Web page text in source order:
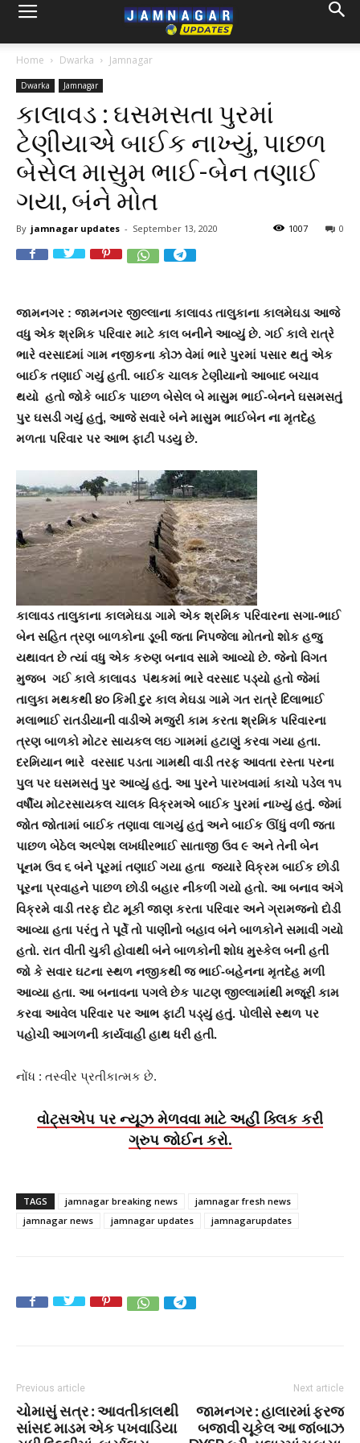
Home Dwarka Jamnagar
Dwarka Jamnagar
કાલાવડ : ઘસમસતા પુરમાં
ટેણીયાએ બાઈક નાખ્યું, પાછળ
બેસેલ માસુમ ભાઈ-બેન તણાઈ
ગયા, બંને મોત
By jamnagar updates - September 13, 2020 0
1007
જામનગર : જામનગર જીલ્લાના કાલાવડ તાલુકાના કાલમેઘડા આજે
વધુ એક શ્રમિક પરિવાર માટે કાલ બનીને આવ્યું છે. ગઈ કાલે રાત્રે
ભારે વરસાદમાં ગામ નજીકના કોઝ વેમાં ભારે પુરમાં પસાર થતું એક
બાઈક તણાઈ ગયું હતી. બાઈક ચાલક ટેણીયાનો આબાદ બચાવ
થયો હતો જોકે બાઈક પાછળ બેસેલ બે માસુમ ભાઈ-બેનને ઘસમસતું
પુર ઘસડી ગયું હતું, આજે સવારે બંને માસુમ ભાઈબેન ના મૃતદેહ
મળતા પરિવાર પર આભ ફાટી પડયુ છે.
કાલાવડ તાલુકાના કાલમેઘડા ગામે એક શ્રમિક પરિવારના સગા-ભાઈ
બેન સહિત ત્રણ બાળકોના ડૂબી જતા નિપજેલા મોતનો શોક હજુ
યથાવત છે ત્યાં વધુ એક કરુણ બનાવ સામે આવ્યો છે. જેનો વિગત
મુજબ ગઈ કાલે કાલાવડ પંથકમાં ભારે વરસાદ પડ્યો હતો જેમાં
તાલુકા મથકથી ૪૦ કિમી દુર કાલ મેઘડા ગામે ગત રાત્રે દિલાભાઈ
મલાભાઈ રાતડીયાની વાડીએ મજુરી કામ કરતા શ્રમિક પરિવારના
ત્રણ બાળકો મોટર સાયકલ લઇ ગામમાં હટાણું કરવા ગયા હતા.
દરમિયાન ભારે વરસાદ પડતા ગામથી વાડી તરફ આવતા રસ્તા પરના
પુલ પર ઘસમસતું પુર આવ્યું હતું. આ પુરને પારખવામાં કાચો પડેલ ૧૫
વર્ષીય મોટરસાયકલ ચાલક વિક્રમએ બાઈક પુરમાં નાખ્યું હતું. જેમાં
જોત જોતામાં બાઈક તણાવા લાગયું હતું અને બાઈક ઊંધું વળી જતા
પાછળ બેઠેલ અલ્પેશ લખધીરભાઈ સાતાજી ઉવ ૯ અને તેની બેન
પૂનમ ઉવ ૬ બંને પૂરમાં તણાઈ ગયા હતા જયારે વિક્રમ બાઈક છોડી
પૂરના પ્રવાહને પાછળ છોડી બહાર નીકળી ગયો હતો. આ બનાવ અંગે
વિક્રમે વાડી તરફ દોટ મૂકી જાણ કરતા પરિવાર અને ગ્રામજનો દોડી
આવ્યા હતા પરંતુ તે પૂર્વે તો પાણીનો બહાવ બંને બાળકોને સમાવી ગયો
હતો. રાત વીતી ચુકી હોવાથી બંને બાળકોની શોધ મુસ્કેલ બની હતી
જો કે સવાર ઘટના સ્થળ નજીકથી જ ભાઈ-બહેનના મૃતદેહ મળી
આવ્યા હતા. આ બનાવના પગલે છેક પાટણ જીલ્લામાંથી મજૂરી કામ
કરવા આવેલ પરિવાર પર આભ ફાટી પડ્યું હતું. પોલીસે સ્થળ પર
પહોચી આગળની કાર્યવાહી હાથ ધરી હતી.
નોંધ : તસ્વીર પ્રતીકાત્મક છે.
વોટ્સએપ પર ન્યૂઝ મેળવવા માટે અહીં ક્લિક કરી
ગ્રુપ જોઈન કરો.
TAGS jamnagar breaking news
jamnagar fresh news
jamnagar news
jamnagar updates jamnagarupdates
Previous article
ચોમાસું સત્ર : આવતીકાલથી
સાંસદ માડમ એક પખવાડિયા
Next article
જામનગર : હાલારમાં ફરજ
બજાવી ચૂકેલ આ જાંબાઝ